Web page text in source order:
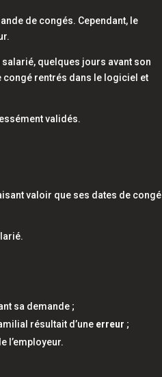
de congés. Cependant, le
quelques jours avant son
congé rentrés dans le logiciel et
validés.
valoir que ses dates de congé
sa demande ;
résultait d’une erreur ;
l’employeur.